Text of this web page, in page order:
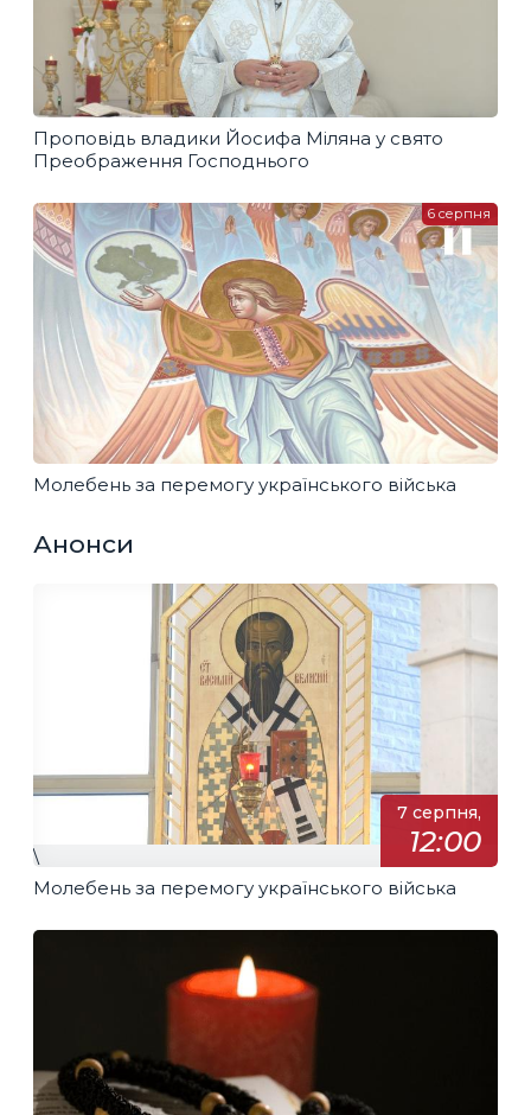
Проповідь владики Йосифа Міляна у свято
Преображення Господнього
Молебень за перемогу українського війська
6 серпня
Анонси
7 серпня,
12:00
\
Молебень за перемогу українського війська